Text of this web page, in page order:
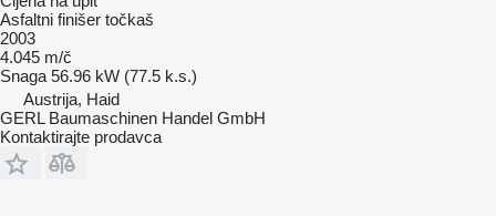
Asfaltni finišer točkaš
2003
4.045 m/č
Snaga 56.96 kW (77.5 k.s.)
Austrija, Haid
GERL Baumaschinen Handel GmbH
Kontaktirajte prodavca